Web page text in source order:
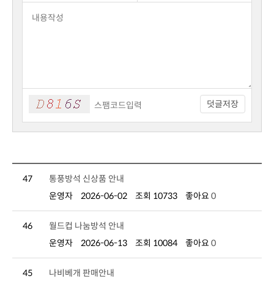
덧글저장
47
통풍방석 신상품 안내
운영자
2026-06-02 조회 10733 좋아요 0
46
월드컵 나눔방석 안내
운영자
2026-06-13 조회 10084 좋아요 0
45
나비베개 판매안내